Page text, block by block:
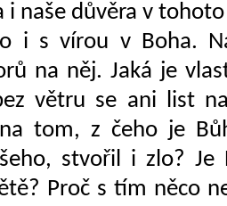
i naše důvěra v
i s vírou v Boha.
na něj. Jaká je
větru se ani list
tom, z čeho je
stvořil i zlo? Je
Proč s tím něco